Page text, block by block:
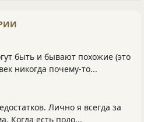
быть и бывают похожие (это
никогда почему-то...
Лично я всегда за
Когда есть подо...